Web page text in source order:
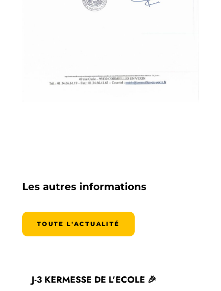
Les autres informations
TOUTE L'ACTUALITÉ
J-3 KERMESSE DE L’ECOLE 🎉